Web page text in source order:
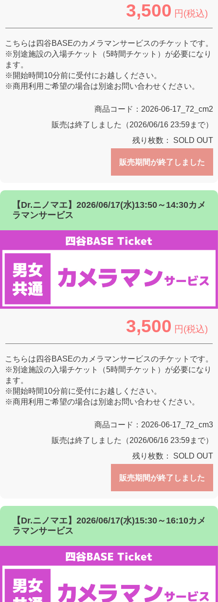
3,500 円(税込)
こちらは四谷BASEのカメラマンサービスのチケットです。
※別途施設の入場チケット（5時間チケット）が必要になり
ます。
※開始時間10分前に受付にお越しください。
※商用利用ご希望の場合は別途お問い合わせください。
商品コード： 2026-06-17_72_cm2
販売は終了しました（2026/06/16 23:59まで）
残り枚数： SOLD OUT
販売期間が終了しました
【Dr.ニノマエ】2026/06/17(水)13:50～14:30カメ
ラマンサービス
3,500 円(税込)
こちらは四谷BASEのカメラマンサービスのチケットです。
※別途施設の入場チケット（5時間チケット）が必要になり
ます。
※開始時間10分前に受付にお越しください。
※商用利用ご希望の場合は別途お問い合わせください。
商品コード： 2026-06-17_72_cm3
販売は終了しました（2026/06/16 23:59まで）
残り枚数： SOLD OUT
販売期間が終了しました
【Dr.ニノマエ】2026/06/17(水)15:30～16:10カメ
ラマンサービス